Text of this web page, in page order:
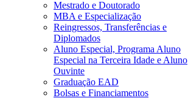
Mestrado e Doutorado
MBA e Especialização
Reingressos, Transferências e
Diplomados
Aluno Especial, Programa Aluno
Especial na Terceira Idade e Aluno
Ouvinte
Graduação EAD
Bolsas e Financiamentos